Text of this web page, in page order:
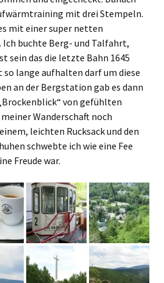
mit drei Stempeln.
mit einer super netten
buchte Berg- und Talfahrt,
sein das die letzte Bahn 1645
lange aufhalten darf um diese
an der Bergstation gab es dann
von gefühlten
Wanderschaft noch
leichten Rucksack und den
schwebte ich wie eine Fee
Freude war.